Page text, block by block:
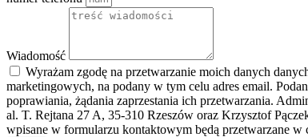
Wiadomość
Wyrażam zgodę na przetwarzanie moich danych
marketingowych, na podany w tym celu adres email.
poprawiania, żądania zaprzestania ich przetwarzania.
al. T. Rejtana 27 A, 35-310 Rzeszów oraz Krzysztof
wpisane w formularzu kontaktowym będą przetwarzane w